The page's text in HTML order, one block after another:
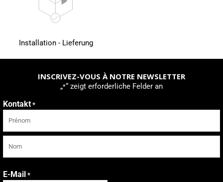
Installation - Lieferung
INSCRIVEZ-VOUS À NOTRE NEWSLETTER
„*“ zeigt erforderliche Felder an
Kontakt *
Vorname
Nachname
E-Mail *